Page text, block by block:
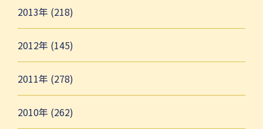
2013年 (218)
2012年 (145)
2011年 (278)
2010年 (262)